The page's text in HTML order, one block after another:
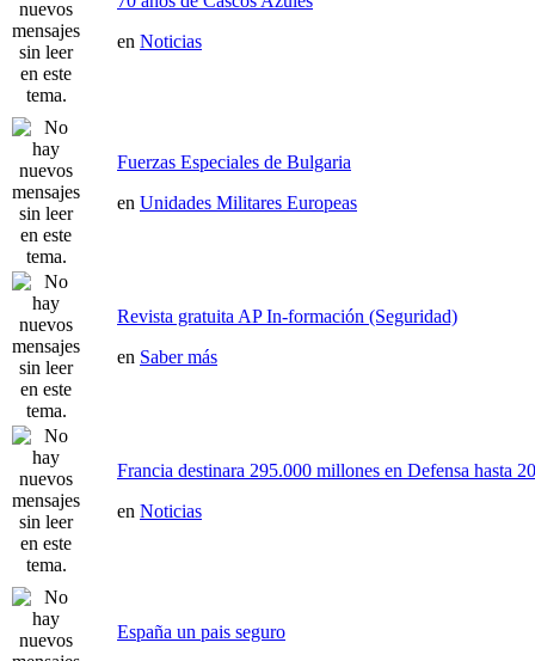
en Noticias
Fuerzas Especiales de Bulgaria
en Unidades Militares Europeas
Revista gratuita AP In-formación (Seguridad)
en Saber más
Francia destinara 295.000 millones en Defensa hasta
en Noticias
España un pais seguro